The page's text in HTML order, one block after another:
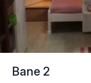
Bane 2